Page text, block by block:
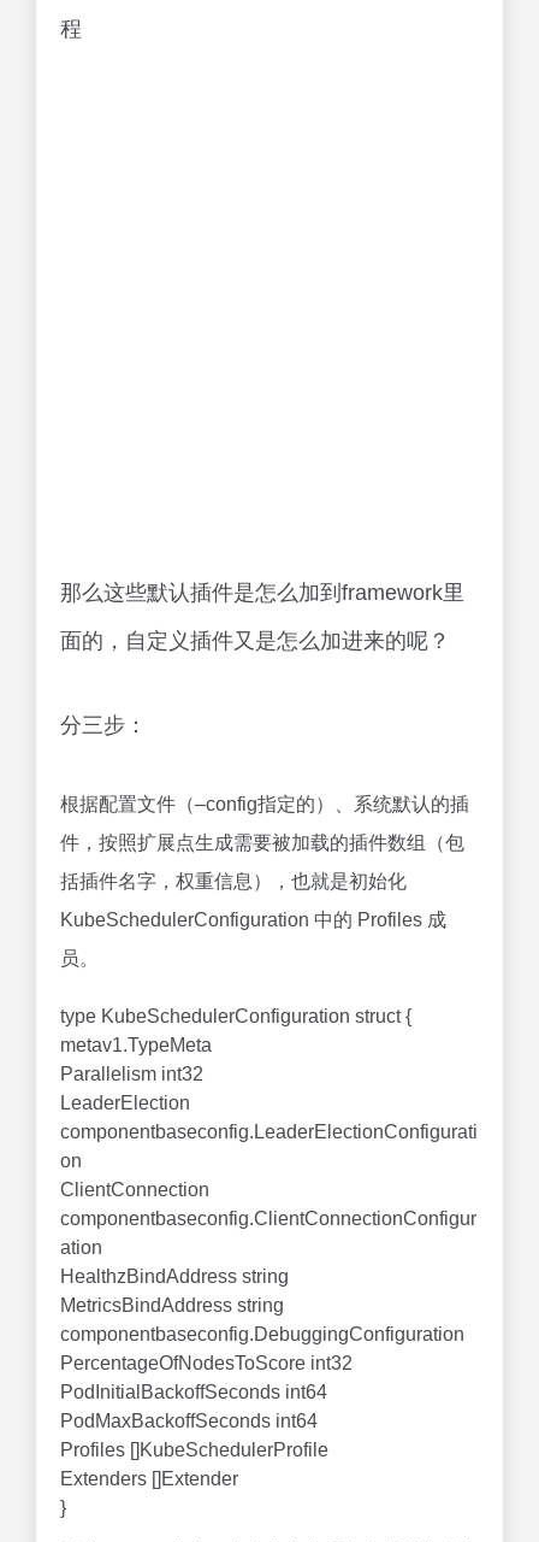
程
那么这些默认插件是怎么加到framework里
面的，自定义插件又是怎么加进来的呢？
分三步：
根据配置文件（–config指定的）、系统默认的插
件，按照扩展点生成需要被加载的插件数组（包
括插件名字，权重信息），也就是初始化
KubeSchedulerConfiguration 中的 Profiles 成
员。
type KubeSchedulerConfiguration struct {
metav1.TypeMeta
Parallelism int32
LeaderElection
componentbaseconfig.LeaderElectionConfigurati
on
ClientConnection
componentbaseconfig.ClientConnectionConfigur
ation
HealthzBindAddress string
MetricsBindAddress string
componentbaseconfig.DebuggingConfiguration
PercentageOfNodesToScore int32
PodInitialBackoffSeconds int64
PodMaxBackoffSeconds int64
Profiles []KubeSchedulerProfile
Extenders []Extender
}